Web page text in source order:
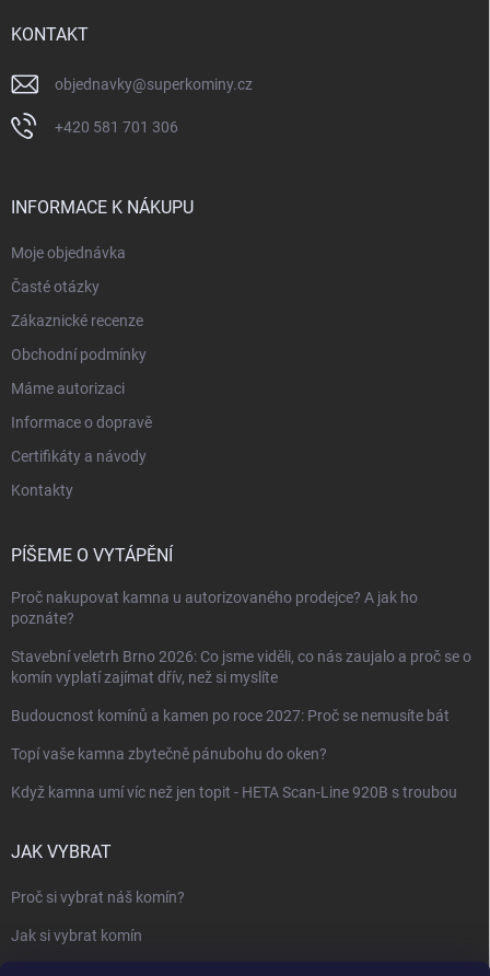
KONTAKT
objednavky@superkominy.cz
+420 581 701 306
INFORMACE K NÁKUPU
Moje objednávka
Časté otázky
Zákaznické recenze
Obchodní podmínky
Máme autorizaci
Informace o dopravě
Certifikáty a návody
Kontakty
PÍŠEME O VYTÁPĚNÍ
Proč nakupovat kamna u autorizovaného prodejce? A jak ho
poznáte?
Stavební veletrh Brno 2026: Co jsme viděli, co nás zaujalo a proč se o
komín vyplatí zajímat dřív, než si myslíte
Budoucnost komínů a kamen po roce 2027: Proč se nemusíte bát
Topí vaše kamna zbytečně pánubohu do oken?
Když kamna umí víc než jen topit - HETA Scan-Line 920B s troubou
JAK VYBRAT
Proč si vybrat náš komín?
Jak si vybrat komín